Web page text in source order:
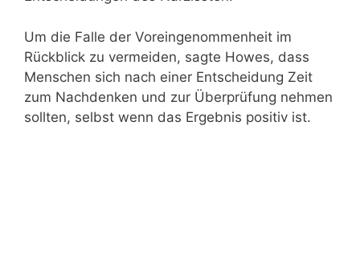
Um die Falle der Voreingenommenheit im
Rückblick zu vermeiden, sagte Howes, dass
Menschen sich nach einer Entscheidung Zeit
zum Nachdenken und zur Überprüfung nehmen
sollten, selbst wenn das Ergebnis positiv ist.